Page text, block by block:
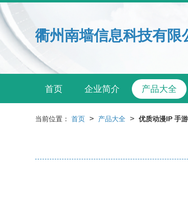
衢州南墙信息科技有限
首页 企业简介 产品大全
当前位置： 首页 > 产品大全 > 优质动漫IP 手